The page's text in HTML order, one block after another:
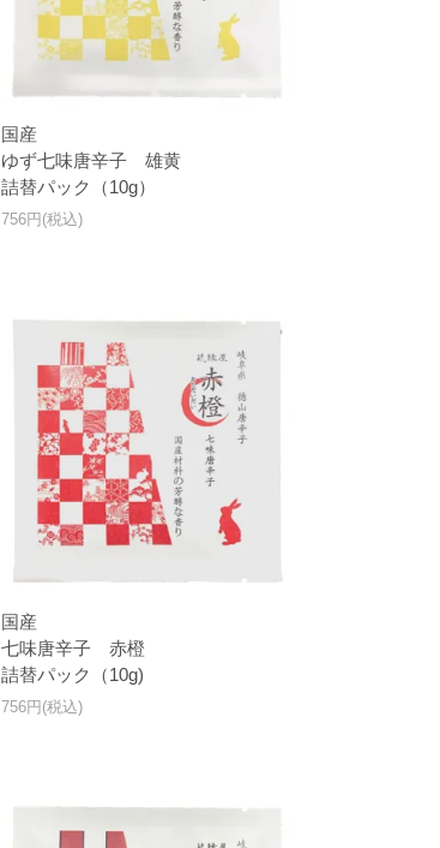
国産
ゆず七味唐辛子 雄黄
詰替パック（10g）
756円(税込)
国産
七味唐辛子 赤橙
詰替パック（10g)
756円(税込)